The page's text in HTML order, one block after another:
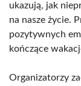
ukazują, jak
na nasze życie.
pozytywnych
kończące
Organizatorzy